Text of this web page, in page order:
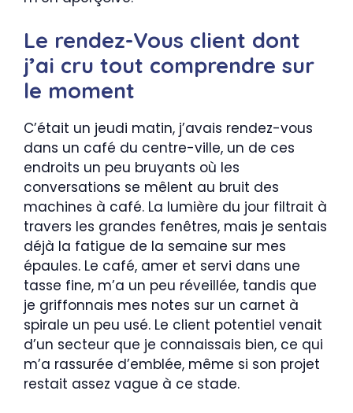
Le rendez-Vous client dont
j’ai cru tout comprendre sur
le moment
C’était un jeudi matin, j’avais rendez-vous
dans un café du centre-ville, un de ces
endroits un peu bruyants où les
conversations se mêlent au bruit des
machines à café. La lumière du jour filtrait à
travers les grandes fenêtres, mais je sentais
déjà la fatigue de la semaine sur mes
épaules. Le café, amer et servi dans une
tasse fine, m’a un peu réveillée, tandis que
je griffonnais mes notes sur un carnet à
spirale un peu usé. Le client potentiel venait
d’un secteur que je connaissais bien, ce qui
m’a rassurée d’emblée, même si son projet
restait assez vague à ce stade.